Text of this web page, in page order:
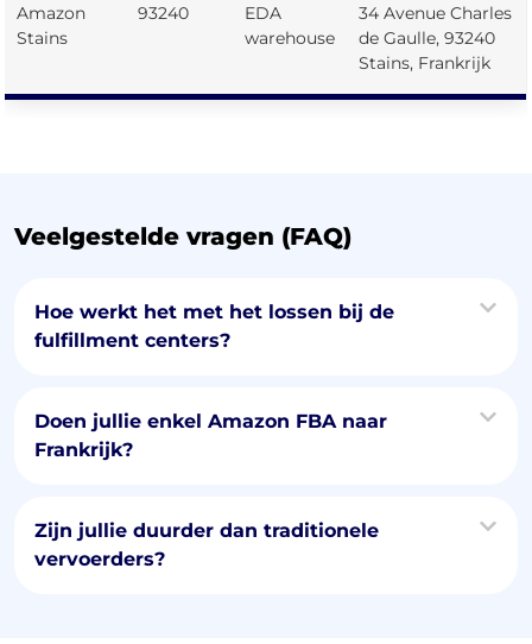
Amazon
Stains
93240
EDA
warehouse
34 Avenue Charles
de Gaulle, 93240
Stains, Frankrijk
Veelgestelde vragen (FAQ)
Hoe werkt het met het lossen bij de
fulfillment centers?
Doen jullie enkel Amazon FBA naar
Frankrijk?
Zijn jullie duurder dan traditionele
vervoerders?